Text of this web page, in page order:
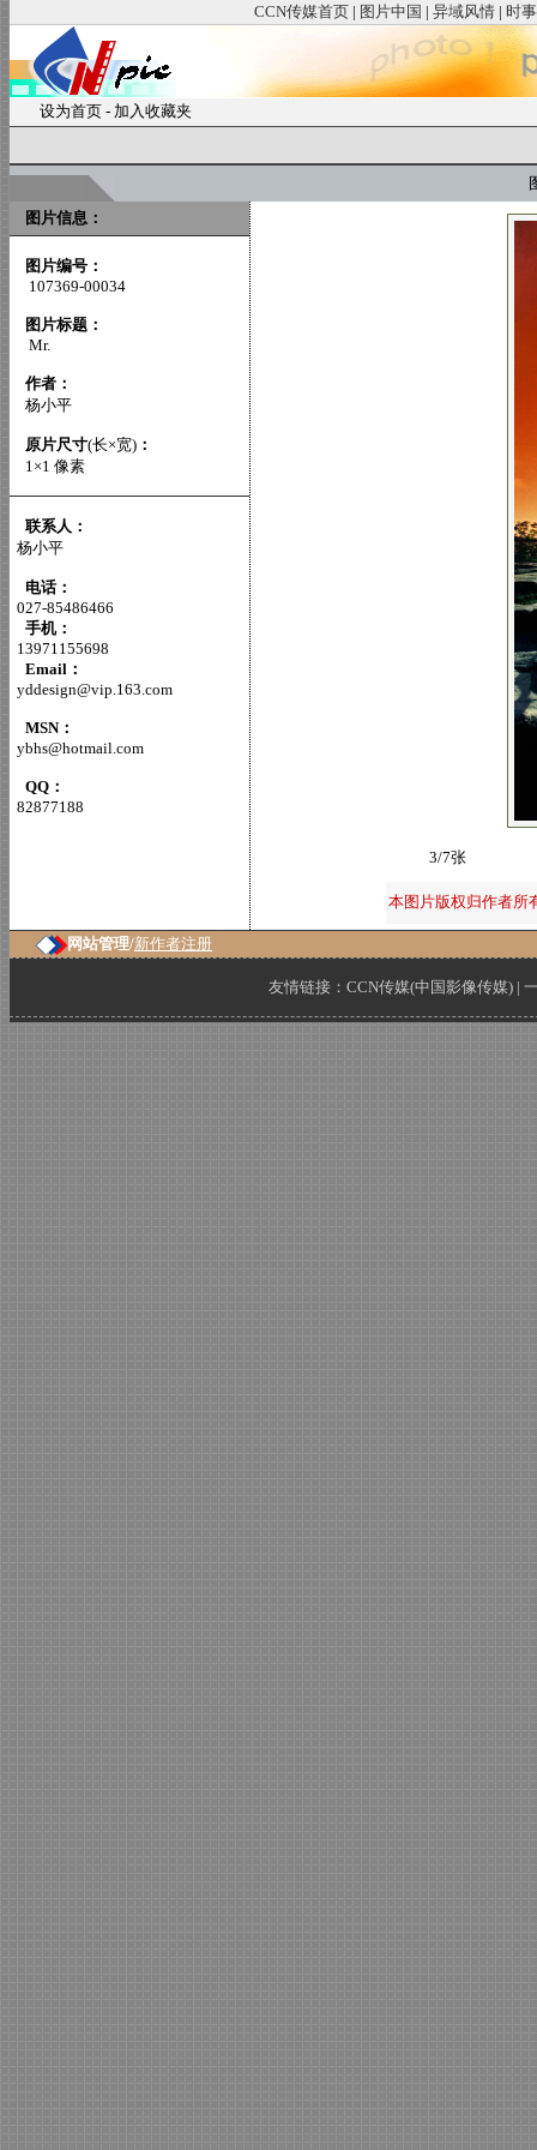
CCN传媒首页 | 图片中国 | 异域风情 | 时
设为首页 - 加入收藏夹
图片信息：
图片编号：
107369-00034
图片标题：
Mr.
作者：
杨小平
原片尺寸(长×宽) ：
1×1 像素
联系人：
杨小平
电话：
027-85486466
手机：
13971155698
Email：
yddesign@vip.163.com
MSN：
ybhs@hotmail.com
QQ：
82877188
3/7张
本图片版权归作者所
网站管理/新作者注册
友情链接： CCN传媒(中国影像传媒) |